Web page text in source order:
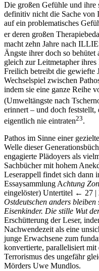
Die großen Gefühle und ihre
definitiv nicht die Sache von I
auf ein problematisches
er deren großen
macht zehn Jahre nach I
Ängste ihrer doch so behütet
gleich zur Leitmetapher ihres
Freilich betreibt die gewiefte
Wechselspiel zwischen
indem sie eine ganze Reihe
(Umweltängste nach
erinnert – und doch feststellt,
eigentlich nie eintraten23.
Pathos im Sinne einer
Welle dieser
engagierte Plädoyers als
Sachbücher mit hohem
Leserappell findet sich dann
Essaysammlung Achtung
eingelöster) Untertitel ← 27 |
Ostdeutschen anders bleiben
Eisenkinder. Die stille Wut
Erschütterung der Leser,
Nachwendezeit als eine
junge Erwachsene zum
konvertierte, parallelisiert
Terrorismus des ungefähr
Mörders Uwe Mundlos.